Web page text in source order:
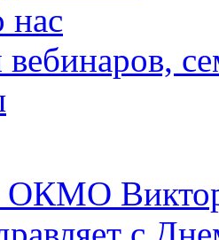
вебинаров,